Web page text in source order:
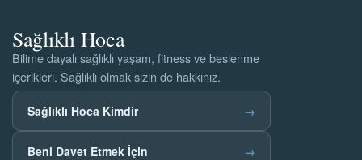
Sağlıklı Hoca
Bilime dayalı sağlıklı yaşam, fitness ve beslenme
içerikleri. Sağlıklı olmak sizin de hakkınız.
Sağlıklı Hoca Kimdir →
Beni Davet Etmek İçin →